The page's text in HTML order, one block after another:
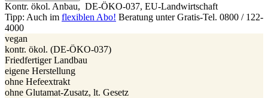
Kontr. ökol. Anbau, DE-ÖKO-037, EU-Landwirtschaft
Tipp: Auch im flexiblen Abo! Beratung unter Gratis-Tel. 0800 / 122-
4000
vegan
kontr. ökol. (DE‑ÖKO‑037)
Friedfertiger Landbau
eigene Herstellung
ohne Hefeextrakt
ohne Glutamat-Zusatz, lt. Gesetz